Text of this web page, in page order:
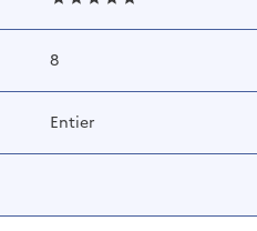
8
Entier